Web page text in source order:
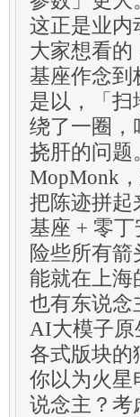
这正是业内
大家想看的
基座作念到
是以，「扫
绕了一圈，
挠肝的问题
MopMonk
把陈迹拼起
基座 + 零丁
险些所有箭
能就在上海
也有东说念
AI大模子原
各式版块的
你以为火星
说念主？考